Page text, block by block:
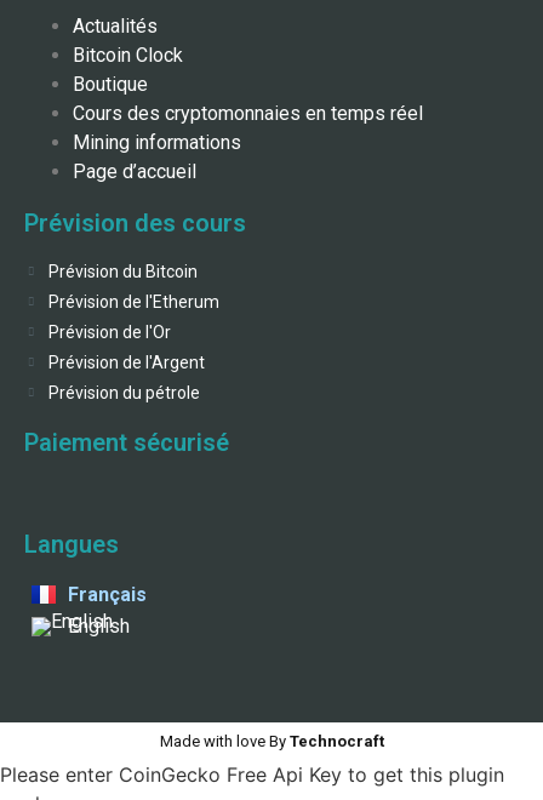
Actualités
Bitcoin Clock
Boutique
Cours des cryptomonnaies en temps réel
Mining informations
Page d’accueil
Prévision des cours
Prévision du Bitcoin
Prévision de l'Etherum
Prévision de l'Or
Prévision de l'Argent
Prévision du pétrole
Paiement sécurisé
Langues
Français
English
Made with love ByTechnocraft
Please enter CoinGecko Free Api Key to get this plugin